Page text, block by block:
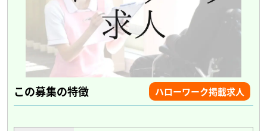
この募集の特徴 ハローワーク掲載求人